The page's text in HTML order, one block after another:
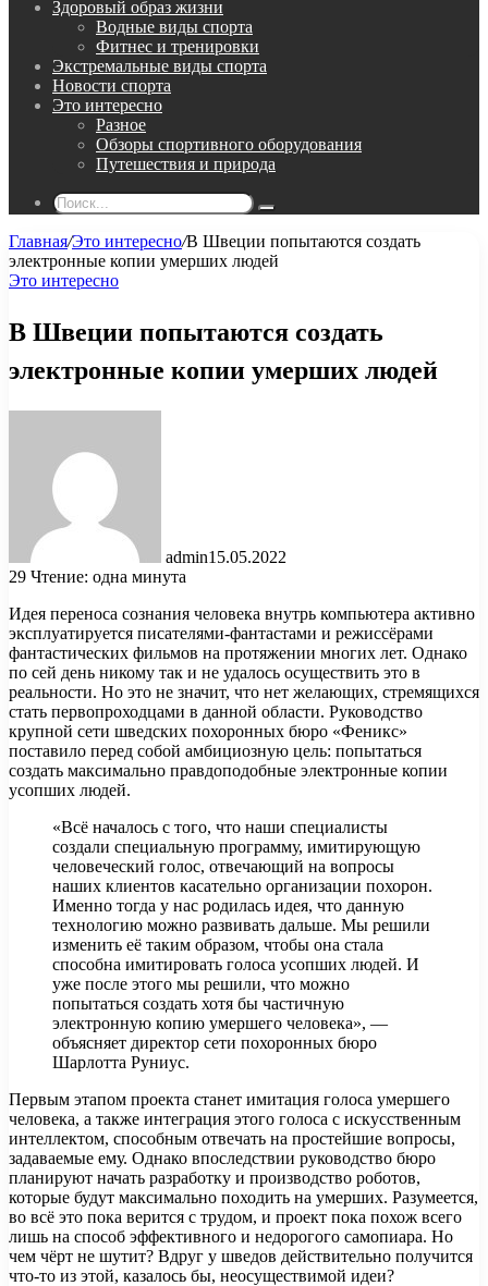
Здоровый образ жизни
Водные виды спорта
Фитнес и тренировки
Экстремальные виды спорта
Новости спорта
Это интересно
Разное
Обзоры спортивного оборудования
Путешествия и природа
Поиск...
Главная/Это интересно/В Швеции попытаются создать
электронные копии умерших людей
Это интересно
В Швеции попытаются создать
электронные копии умерших людей
admin15.05.2022
29 Чтение: одна минута
Идея переноса сознания человека внутрь компьютера активно
эксплуатируется писателями-фантастами и режиссёрами
фантастических фильмов на протяжении многих лет. Однако
по сей день никому так и не удалось осуществить это в
реальности. Но это не значит, что нет желающих, стремящихся
стать первопроходцами в данной области. Руководство
крупной сети шведских похоронных бюро «Феникс»
поставило перед собой амбициозную цель: попытаться
создать максимально правдоподобные электронные копии
усопших людей.
«Всё началось с того, что наши специалисты
создали специальную программу, имитирующую
человеческий голос, отвечающий на вопросы
наших клиентов касательно организации похорон.
Именно тогда у нас родилась идея, что данную
технологию можно развивать дальше. Мы решили
изменить её таким образом, чтобы она стала
способна имитировать голоса усопших людей. И
уже после этого мы решили, что можно
попытаться создать хотя бы частичную
электронную копию умершего человека», —
объясняет директор сети похоронных бюро
Шарлотта Руниус.
Первым этапом проекта станет имитация голоса умершего
человека, а также интеграция этого голоса с искусственным
интеллектом, способным отвечать на простейшие вопросы,
задаваемые ему. Однако впоследствии руководство бюро
планируют начать разработку и производство роботов,
которые будут максимально походить на умерших. Разумеется,
во всё это пока верится с трудом, и проект пока похож всего
лишь на способ эффективного и недорогого самопиара. Но
чем чёрт не шутит? Вдруг у шведов действительно получится
что-то из этой, казалось бы, неосуществимой идеи?